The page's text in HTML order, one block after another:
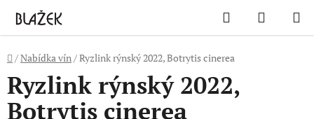
obsah
Hledat
KOŠÍK
Domů
/Nabídka vín/Ryzlink rýnský 2022, Botrytis cinerea
Ryzlink rýnský 2022,
Botrytis cinerea